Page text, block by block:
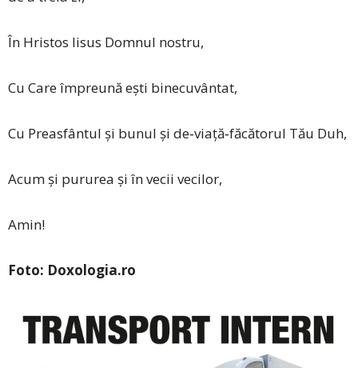
În Hristos Iisus Domnul nostru,
Cu Care împreună ești binecuvântat,
Cu Preasfântul și bunul și de‑viață‑făcătorul Tău Duh,
Acum și pururea și în vecii vecilor,
Amin!
Foto: Doxologia.ro